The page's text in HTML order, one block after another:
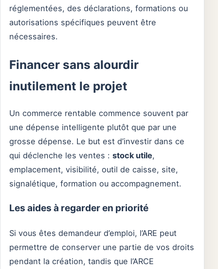
réglementées, des déclarations, formations ou
autorisations spécifiques peuvent être
nécessaires.
Financer sans alourdir
inutilement le projet
Un commerce rentable commence souvent par
une dépense intelligente plutôt que par une
grosse dépense. Le but est d’investir dans ce
qui déclenche les ventes : stock utile,
emplacement, visibilité, outil de caisse, site,
signalétique, formation ou accompagnement.
Les aides à regarder en priorité
Si vous êtes demandeur d’emploi, l’ARE peut
permettre de conserver une partie de vos droits
pendant la création, tandis que l’ARCE